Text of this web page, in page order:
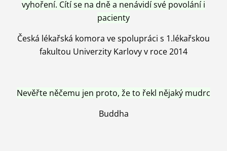
vyhoření. Cítí se na dně a nenávidí své povolání i
pacienty
Česká lékařská komora ve spolupráci s 1.lékařskou
fakultou Univerzity Karlovy v roce 2014
Nevěřte něčemu jen proto, že to řekl nějaký mudrc
Buddha